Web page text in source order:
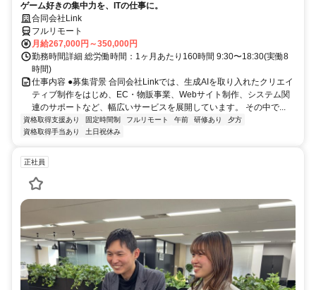
ゲーム好きの集中力を、ITの仕事に。
合同会社Link
フルリモート
月給267,000円～350,000円
勤務時間詳細 総労働時間：1ヶ月あたり160時間 9:30〜18:30(実働8
時間)
仕事内容 ●募集背景 合同会社Linkでは、生成AIを取り入れたクリエイ
ティブ制作をはじめ、EC・物販事業、Webサイト制作、システム関
連のサポートなど、幅広いサービスを展開しています。 その中で...
資格取得支援あり 固定時間制 フルリモート 午前 研修あり
夕方
資格取得手当あり
土日祝休み
正社員